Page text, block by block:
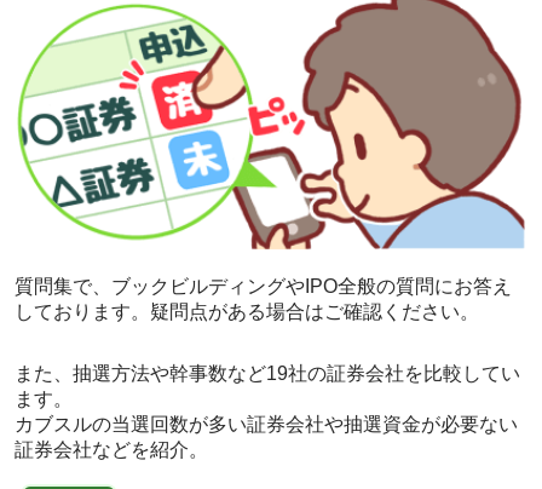
質問集で、ブックビルディングやIPO全般の質問にお答え
しております。疑問点がある場合はご確認ください。
また、抽選方法や幹事数など19社の証券会社を比較してい
ます。
カブスルの当選回数が多い証券会社や抽選資金が必要ない
証券会社などを紹介。